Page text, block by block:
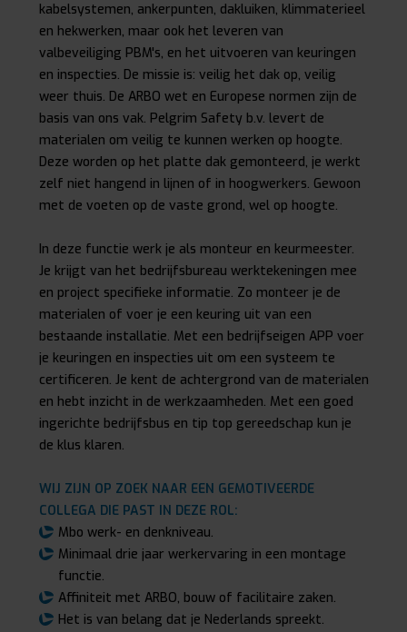
kabelsystemen, ankerpunten, dakluiken, klimmaterieel
en hekwerken, maar ook het leveren van
valbeveiliging PBM's, en het uitvoeren van keuringen
en inspecties. De missie is: veilig het dak op, veilig
weer thuis. De ARBO wet en Europese normen zijn de
basis van ons vak. Pelgrim Safety b.v. levert de
materialen om veilig te kunnen werken op hoogte.
Deze worden op het platte dak gemonteerd, je werkt
zelf niet hangend in lijnen of in hoogwerkers. Gewoon
met de voeten op de vaste grond, wel op hoogte.
In deze functie werk je als monteur en keurmeester.
Je krijgt van het bedrijfsbureau werktekeningen mee
en project specifieke informatie. Zo monteer je de
materialen of voer je een keuring uit van een
bestaande installatie. Met een bedrijfseigen APP voer
je keuringen en inspecties uit om een systeem te
certificeren. Je kent de achtergrond van de materialen
en hebt inzicht in de werkzaamheden. Met een goed
ingerichte bedrijfsbus en tip top gereedschap kun je
de klus klaren.
WIJ ZIJN OP ZOEK NAAR EEN GEMOTIVEERDE
COLLEGA DIE PAST IN DEZE ROL:
Mbo werk- en denkniveau.
Minimaal drie jaar werkervaring in een montage
functie.
Affiniteit met ARBO, bouw of facilitaire zaken.
Het is van belang dat je Nederlands spreekt.